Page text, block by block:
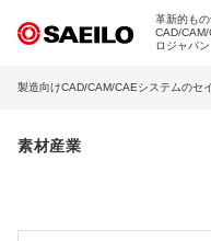
革新的も
CAD/CAM/
ロジャパン
製造向けCAD/CAM/CAEシステムのセ
素材産業